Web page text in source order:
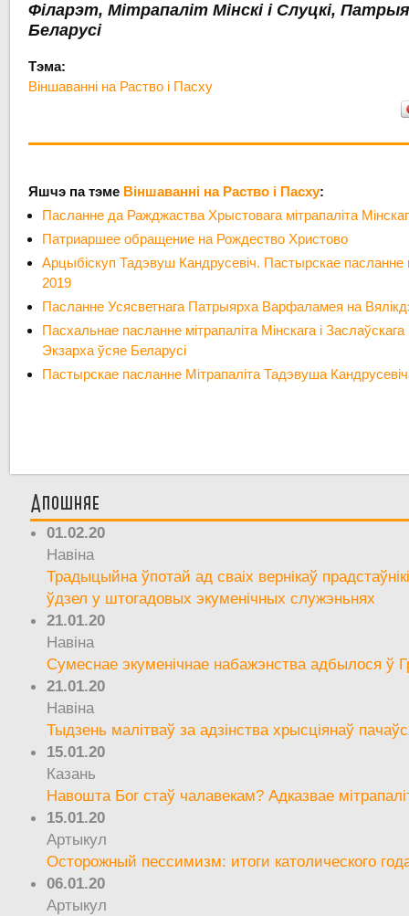
Філарэт, Мітрапаліт Мінскі і Слуцкі,
Беларусі
Тэма:
Віншаванні на Раство і Пасху
Яшчэ па тэме Віншаванні на Раство і Пасху:
Пасланне да Ражджаства Хрыстовага мітрапаліта
Патриаршее обращение на Рождество Христово
Арцыбіскуп Тадэвуш Кандрусевіч. Пастырскае
2019
Пасланне Усясветнага Патрыярха Варфаламея на
Пасхальнае пасланне мітрапаліта Мінскага і
Экзарха ўсяе Беларусі
Пастырскае пасланне Мітрапаліта Тадэвуша
Апошняе
01.02.20
Навіна
Традыцыйна ўпотай ад сваіх вернікаў
ўдзел у штогадовых экуменічных служэньнях
21.01.20
Навіна
Сумеснае экуменічнае набажэнства адбылося ў
21.01.20
Навіна
Тыдзень малітваў за адзінства хрысціянаў
15.01.20
Казань
Навошта Бог стаў чалавекам? Адказвае
15.01.20
Артыкул
Осторожный пессимизм: итоги католического
06.01.20
Артыкул